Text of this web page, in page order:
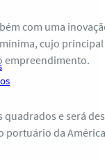
com uma
cujo
empreendimento.
e será
portuário da